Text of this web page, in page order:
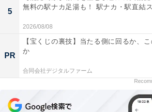
5
無料の駅ナカ足湯も！ 駅ナカ・駅直結
2026/08/08
PR
【宝くじの裏技】当たる側に回るか、こ
か
合同会社デジタルファーム